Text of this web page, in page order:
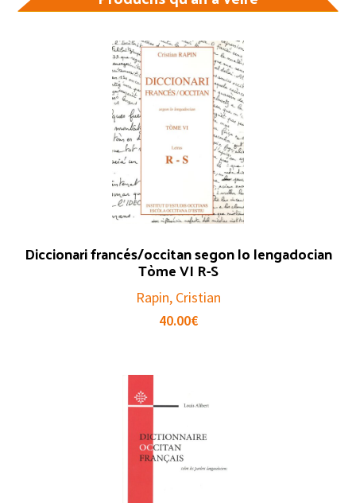
Diccionari francés/occitan segon lo lengadocian
Tòme VI R-S
Rapin, Cristian
40.00€